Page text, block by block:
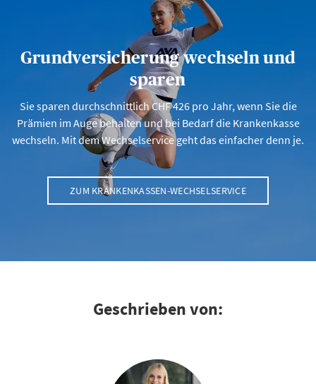
Grundversicherung wechseln und
sparen
Sie sparen durchschnittlich CHF 426 pro Jahr, wenn Sie die
Prämien im Auge behalten und bei Bedarf die Krankenkasse
wechseln. Mit dem Wechselservice geht das einfacher denn je.
ZUM KRANKENKASSEN-WECHSELSERVICE
Geschrieben von: